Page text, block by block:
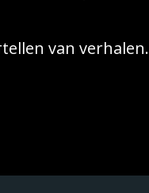
van verhalen.